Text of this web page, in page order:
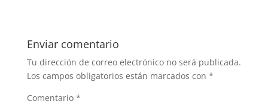
Enviar comentario
Tu dirección de correo electrónico no será publicada.
Los campos obligatorios están marcados con *
Comentario *